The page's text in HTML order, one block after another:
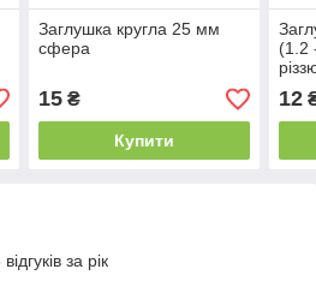
Заглушка кругла 25 мм
сфера
15₴
Купити
(1.2
12
за рік